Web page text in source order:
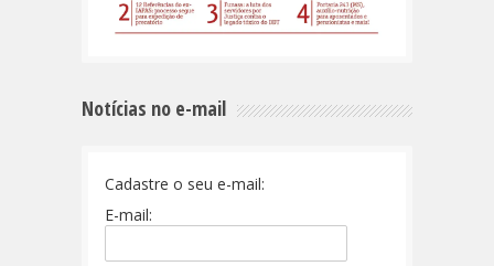
Notícias no e-mail
Cadastre o seu e-mail:
E-mail: